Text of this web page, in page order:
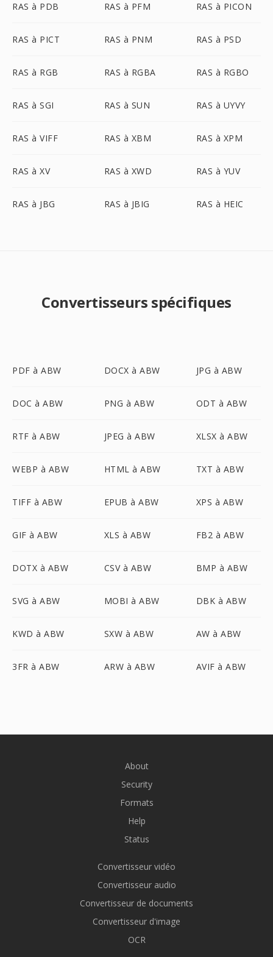
RAS à PDB RAS à PFM RAS à PICON
RAS à PICT RAS à PNM RAS à PSD
RAS à RGB RAS à RGBA RAS à RGBO
RAS à SGI RAS à SUN RAS à UYVY
RAS à VIFF RAS à XBM RAS à XPM
RAS à XV RAS à XWD RAS à YUV
RAS à JBG RAS à JBIG RAS à HEIC
Convertisseurs spécifiques
PDF à ABW DOCX à ABW JPG à ABW
DOC à ABW PNG à ABW ODT à ABW
RTF à ABW JPEG à ABW XLSX à ABW
WEBP à ABW HTML à ABW TXT à ABW
TIFF à ABW EPUB à ABW XPS à ABW
GIF à ABW XLS à ABW FB2 à ABW
DOTX à ABW CSV à ABW BMP à ABW
SVG à ABW MOBI à ABW DBK à ABW
KWD à ABW SXW à ABW AW à ABW
3FR à ABW ARW à ABW AVIF à ABW
About
Security
Formats
Help
Status
Convertisseur vidéo
Convertisseur audio
Convertisseur de documents
Convertisseur d'image
OCR